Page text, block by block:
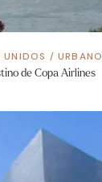
UNIDOS /URBANO
de Copa Airlines